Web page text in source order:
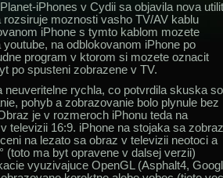
iPhones v Cydii sa objavila nova
rozsiruje moznosti vasho TV/AV kablu
iPhone s tymto kablom mozete
na odblokovanom iPhone po
program v ktorom si mozete oznacit
po spusteni zobrazene v TV.
neuveritelne rychla, co potvrdila skuska so
pohyb a zobrazovanie bolo plynule bez
je v rozmeroch iPhonu teda na
televizii 16:9. iPhone na stojaka sa
na lezato sa obraz v televizii neotoci a
(toto ma byt opravene v dalsej verzii)
vyuzivajuce OpenGL (Asphalt4,